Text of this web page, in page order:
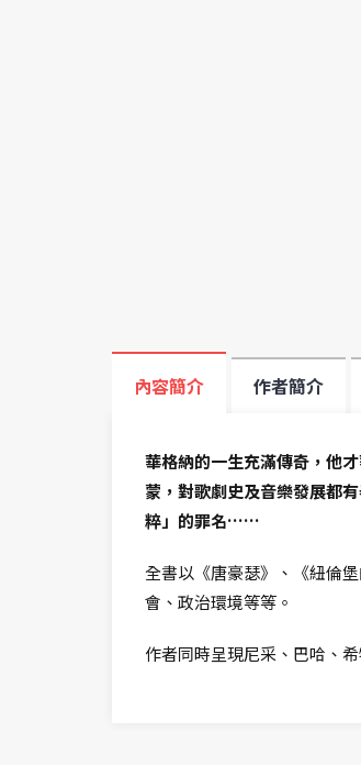
內容簡介 作者簡介
華格納的一生充滿傳奇，他
蒙，對歌劇史及音樂發展都
粹」的罪名……
全書以《唐豪瑟》、《紐倫
會、政治環境等等。
作者同時呈現尼采、巴哈、